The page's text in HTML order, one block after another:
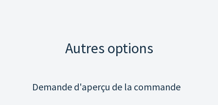
Autres options
Demande d'aperçu de la commande